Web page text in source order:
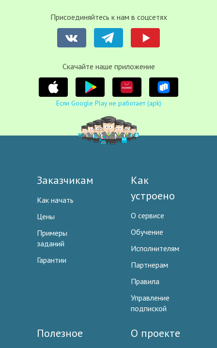
Присоединяйтесь к нам в соцсетях
Cкачайте наше приложение
Если Google Play не работает (apk)
Заказчикам
Как начать
Цены
Примеры
заданий
Гарантии
Как
устроено
О сервисе
Обучение
Исполнителям
Партнерам
Правила
Управление
подпиской
Полезное О проекте